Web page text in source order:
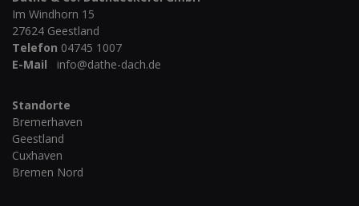
Im Windhorn 15
27624 Geestland
Telefon 04745 1007
E-Mail
info@dathe-dach.de
Standorte
Bremerhaven
Geestland
Cuxhaven
Bremen Nord